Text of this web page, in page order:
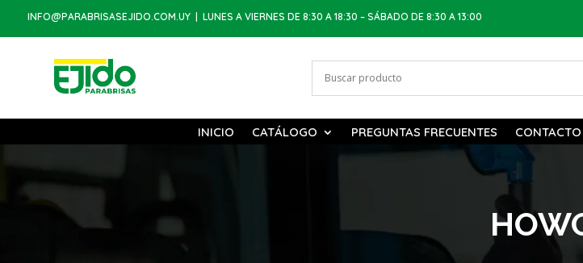
INFO@PARABRISASEJIDO.COM.UY| LUNES A VIERNES DE 8:30 A 18:30 – SÁBADO DE 8:30 A 13:00
INICIO CATÁLOGO PREGUNTAS FRECUENTES CONTACTO